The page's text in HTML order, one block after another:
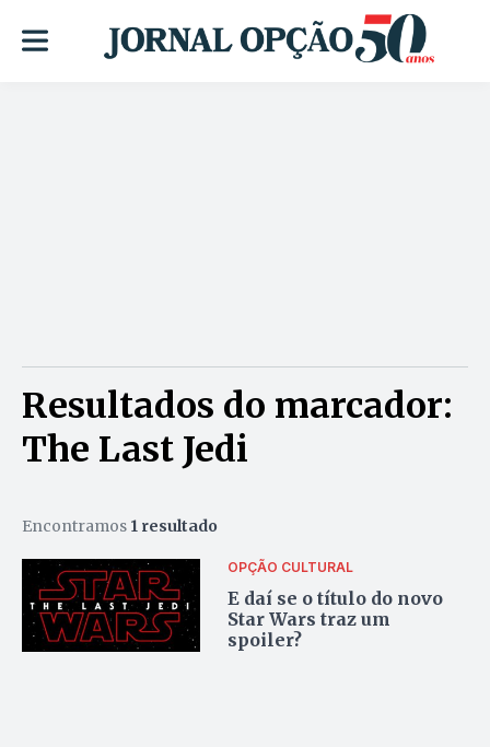
Resultados do marcador:
The Last Jedi
Encontramos 1 resultado
OPÇÃO CULTURAL
E daí se o título do novo
Star Wars traz um
spoiler?